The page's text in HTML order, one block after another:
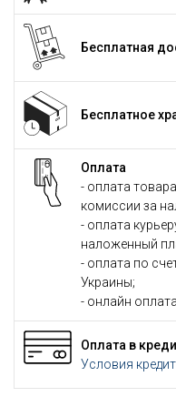
Бесплатная
Бесплатное
Оплата
- оплата
комиссии за
- оплата
наложенный
- оплата по
Украины;
- онлайн
Оплата в
Условия